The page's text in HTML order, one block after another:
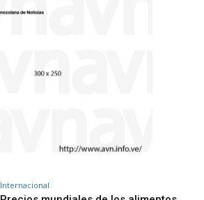
Internacional